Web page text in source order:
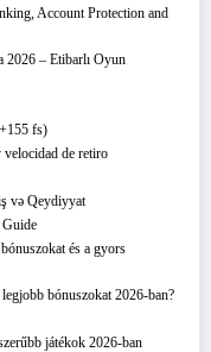
Account Protection and
2026 – Etibarlı Oyun
fs)
velocidad de retiro
və Qeydiyyat
és a gyors
bónuszokat 2026-ban?
játékok 2026-ban